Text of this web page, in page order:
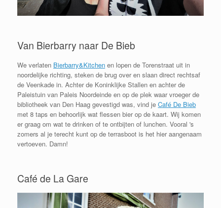
Van Bierbarry naar De Bieb
We verlaten Bierbarry&Kitchen en lopen de Torenstraat uit in
noordelijke richting, steken de brug over en slaan direct rechtsaf
de Veenkade in. Achter de Koninklijke Stallen en achter de
Paleistuin van Paleis Noordeinde en op de plek waar vroeger de
bibliotheek van Den Haag gevestigd was, vind je Café De Bieb
met 8 taps en behoorlijk wat flessen bier op de kaart. Wij komen
er graag om wat te drinken of te ontbijten of lunchen. Vooral 's
zomers al je terecht kunt op de terrasboot is het hier aangenaam
vertoeven. Damn!
Café de La Gare